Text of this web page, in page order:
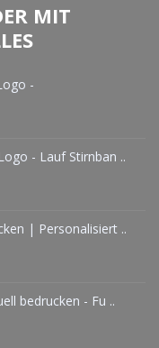
MIT
-
- Lauf Stirnban ..
| Personalisiert ..
bedrucken - Fu ..